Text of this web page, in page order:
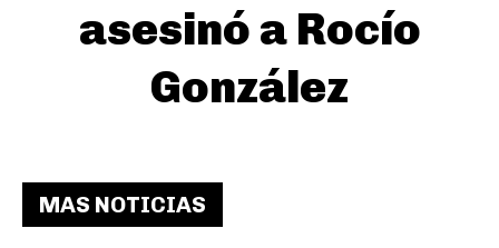
asesinó a Rocío
González
MAS NOTICIAS